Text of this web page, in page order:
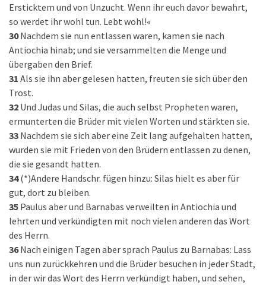
Ersticktem und von Unzucht. Wenn ihr euch davor bewahrt,
so werdet ihr wohl tun. Lebt wohl!«
30 Nachdem sie nun entlassen waren, kamen sie nach
Antiochia hinab; und sie versammelten die Menge und
übergaben den Brief.
31 Als sie ihn aber gelesen hatten, freuten sie sich über den
Trost.
32 Und Judas und Silas, die auch selbst Propheten waren,
ermunterten die Brüder mit vielen Worten und stärkten sie.
33 Nachdem sie sich aber eine Zeit lang aufgehalten hatten,
wurden sie mit Frieden von den Brüdern entlassen zu denen,
die sie gesandt hatten.
34 (*)Andere Handschr. fügen hinzu: Silas hielt es aber für
gut, dort zu bleiben.
35 Paulus aber und Barnabas verweilten in Antiochia und
lehrten und verkündigten mit noch vielen anderen das Wort
des Herrn.
36 Nach einigen Tagen aber sprach Paulus zu Barnabas: Lass
uns nun zurückkehren und die Brüder besuchen in jeder Stadt,
in der wir das Wort des Herrn verkündigt haben, und sehen,